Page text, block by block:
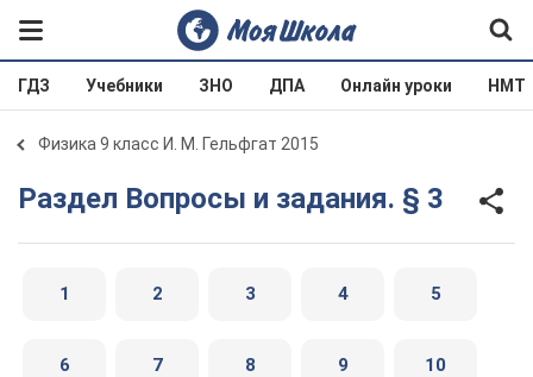
ГДЗ Учебники ЗНО ДПА Онлайн уроки НМТ
Физика 9 класс И. М. Гельфгат 2015
Раздел Вопросы и задания. § 3
1 2 3 4 5
6 7 8 9 10